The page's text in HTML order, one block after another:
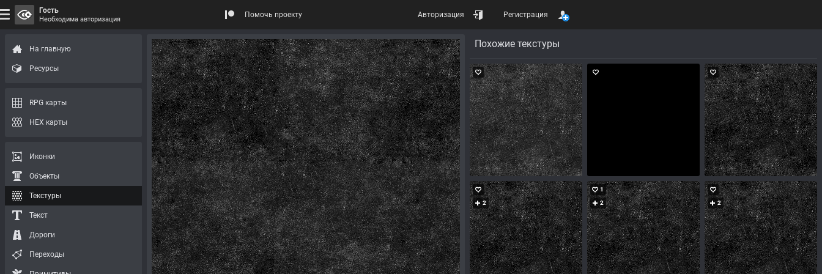
Похожие текстуры
2
1
2
2
На главную
Ресурсы
RPG карты
HEX карты
Иконки
Объекты
Текстуры
Текст
Дороги
Переходы
Гость
Необходима авторизация
Помочь проекту Авторизация Регистрация